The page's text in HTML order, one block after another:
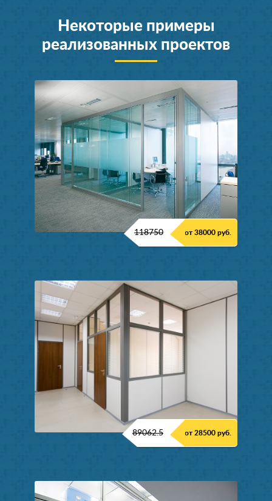
Некоторые примеры
реализованных проектов
118750 от 38000 руб.
89062.5 от 28500 руб.